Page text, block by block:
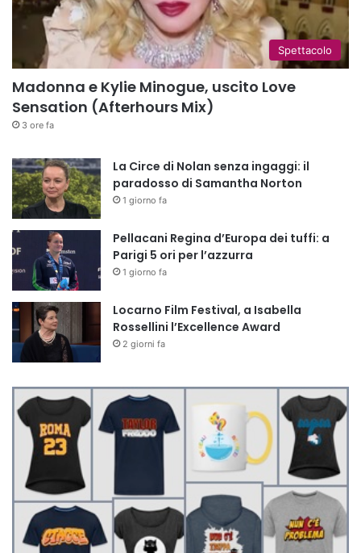
Spettacolo
Madonna e Kylie Minogue, uscito Love
Sensation (Afterhours Mix)
3 ore fa
La Circe di Nolan senza ingaggi: il
paradosso di Samantha Norton
1 giorno fa
Pellacani Regina d’Europa dei tuffi: a
Parigi 5 ori per l’azzurra
1 giorno fa
Locarno Film Festival, a Isabella
Rossellini l’Excellence Award
2 giorni fa